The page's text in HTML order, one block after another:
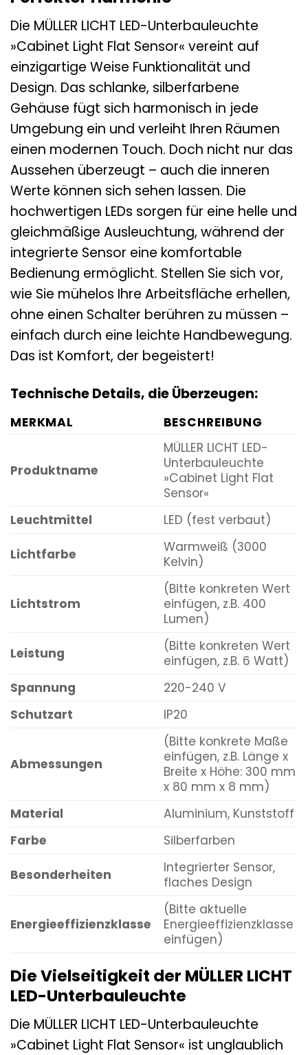
Die MÜLLER LICHT LED-Unterbauleuchte
»Cabinet Light Flat Sensor« vereint auf
einzigartige Weise Funktionalität und
Design. Das schlanke, silberfarbene
Gehäuse fügt sich harmonisch in jede
Umgebung ein und verleiht Ihren Räumen
einen modernen Touch. Doch nicht nur das
Aussehen überzeugt – auch die inneren
Werte können sich sehen lassen. Die
hochwertigen LEDs sorgen für eine helle und
gleichmäßige Ausleuchtung, während der
integrierte Sensor eine komfortable
Bedienung ermöglicht. Stellen Sie sich vor,
wie Sie mühelos Ihre Arbeitsfläche erhellen,
ohne einen Schalter berühren zu müssen –
einfach durch eine leichte Handbewegung.
Das ist Komfort, der begeistert!
Technische Details, die Überzeugen:
MERKMAL BESCHREIBUNG
Produktname
MÜLLER LICHT LED-
Unterbauleuchte
»Cabinet Light Flat
Sensor«
Leuchtmittel
LED (fest verbaut)
Lichtfarbe
Warmweiß (3000
Kelvin)
Lichtstrom
(Bitte konkreten Wert
einfügen, z.B. 400
Lumen)
Leistung
(Bitte konkreten Wert
einfügen, z.B. 6 Watt)
Spannung
220-240 V
Schutzart
IP20
Abmessungen
(Bitte konkrete Maße
einfügen, z.B. Länge x
Breite x Höhe: 300 mm
x 80 mm x 8 mm)
Material
Aluminium, Kunststoff
Farbe
Silberfarben
Besonderheiten
Integrierter Sensor,
flaches Design
Energieeffizienzklasse
(Bitte aktuelle
Energieeffizienzklasse
einfügen)
Die Vielseitigkeit der MÜLLER LICHT
LED-Unterbauleuchte
Die MÜLLER LICHT LED-Unterbauleuchte
»Cabinet Light Flat Sensor« ist unglaublich